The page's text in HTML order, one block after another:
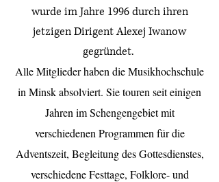
wurde im Jahre 1996 durch ihren
jetzigen Dirigent Alexej Iwanow
gegründet.
Alle Mitglieder haben die Musikhochschule
in Minsk absolviert. Sie touren seit einigen
Jahren im Schengengebiet mit
verschiedenen Programmen für die
Adventszeit, Begleitung des Gottesdienstes,
verschiedene Festtage, Folklore- und